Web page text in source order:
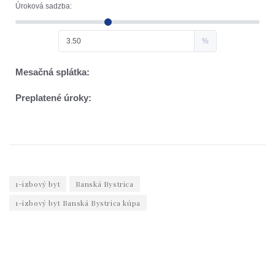
1-izbový byt
Banská Bystrica
1-izbový byt Banská Bystrica kúpa